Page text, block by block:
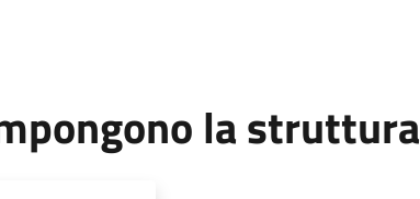
la struttura